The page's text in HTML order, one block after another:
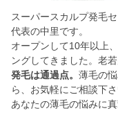
スーパースカルプ発毛
代表の中里です。
オープンして10年以上
ングしてきました。老
発毛は通過点。薄毛の
ら、お気軽にご相談下さ
あなたの薄毛の悩みに